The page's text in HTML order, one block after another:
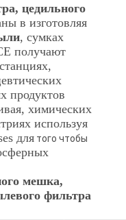
цедильного
в изготовляя
, сумках
получают
продуктов
химических
используя
длятого чтобы
мешка,
фильтра